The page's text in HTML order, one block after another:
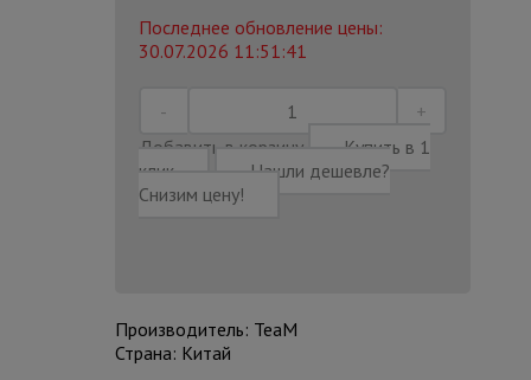
Последнее обновление цены:
30.07.2026 11:51:41
Добавить в корзину
Купить в 1
клик
Нашли дешевле?
Снизим цену!
Производитель: TeaM
Страна: Китай